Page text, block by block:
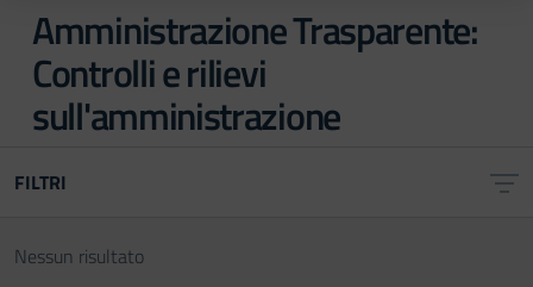
Amministrazione Trasparente:
Controlli e rilievi
sull'amministrazione
FILTRI
Nessun risultato